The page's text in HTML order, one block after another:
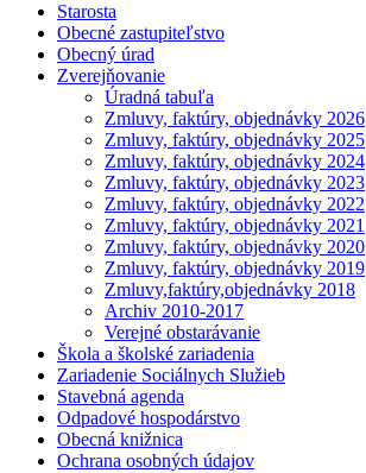
Starosta
Obecné zastupiteľstvo
Obecný úrad
Zverejňovanie
Úradná tabuľa
Zmluvy, faktúry, objednávky 2026
Zmluvy, faktúry, objednávky 2025
Zmluvy, faktúry, objednávky 2024
Zmluvy, faktúry, objednávky 2023
Zmluvy, faktúry, objednávky 2022
Zmluvy, faktúry, objednávky 2021
Zmluvy, faktúry, objednávky 2020
Zmluvy, faktúry, objednávky 2019
Zmluvy,faktúry,objednávky 2018
Archiv 2010-2017
Verejné obstarávanie
Škola a školské zariadenia
Zariadenie Sociálnych Služieb
Stavebná agenda
Odpadové hospodárstvo
Obecná knižnica
Ochrana osobných údajov